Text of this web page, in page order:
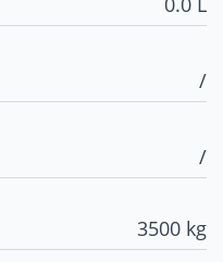
/
/
3500 kg